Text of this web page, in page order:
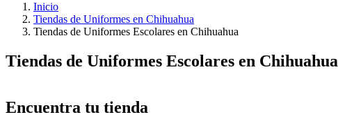
Inicio
Tiendas de Uniformes en Chihuahua
Tiendas de Uniformes Escolares en Chihuahua
Tiendas de Uniformes Escolares en Chihuahua
Encuentra tu tienda